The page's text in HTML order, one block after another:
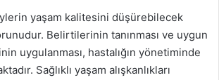
yaşam kalitesini düşürebilecek
Belirtilerinin tanınması ve uygun
uygulanması, hastalığın yönetiminde
Sağlıklı yaşam alışkanlıkları